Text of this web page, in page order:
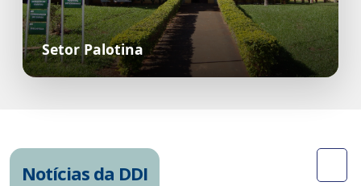
Setor Palotina
Notícias da DDI